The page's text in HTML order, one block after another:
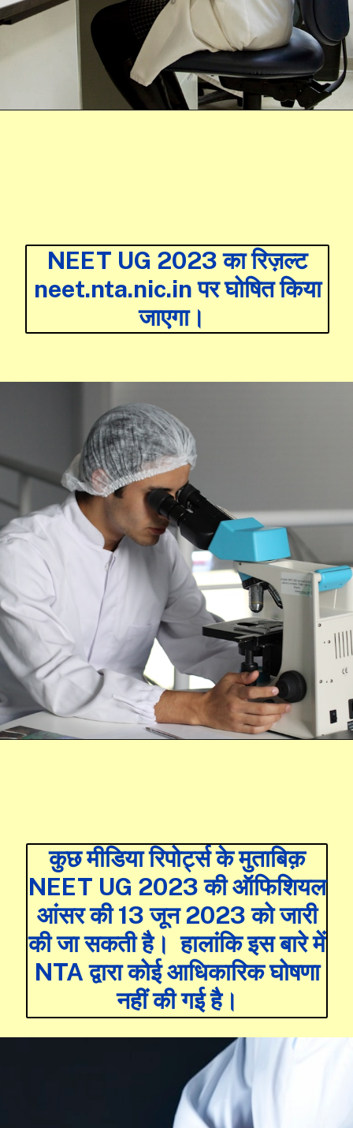
NEET UG 2023 का रिज़ल्ट
neet.nta.nic.in पर घोषित किया
जाएगा।
कुछ मीडिया रिपोर्ट्स के मुताबिक़
NEET UG 2023 की ऑफिशियल
आंसर की 13 जून 2023 को जारी
की जा सकती है। हालांकि इस बारे में
NTA द्वारा कोई आधिकारिक घोषणा
नहीं की गई है।